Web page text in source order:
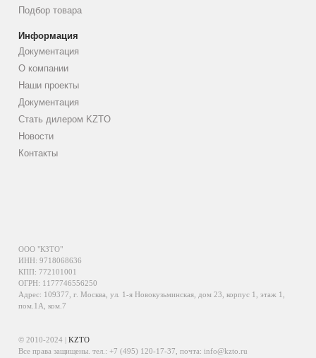
Подбор товара
Информация
Документация
О компании
Наши проекты
Документация
Стать дилером KZTO
Новости
Контакты
ООО "КЗТО"
ИНН: 9718068636
КПП: 772101001
ОГРН: 1177746556250
Адрес: 109377, г. Москва, ул. 1-я Новокузьминская, дом 23, корпус 1, этаж 1,
пом.1А, ком.7
© 2010-2024 |KZTO
Все права защищены. тел.: +7 (495) 120-17-37 , почта: info@kzto.ru